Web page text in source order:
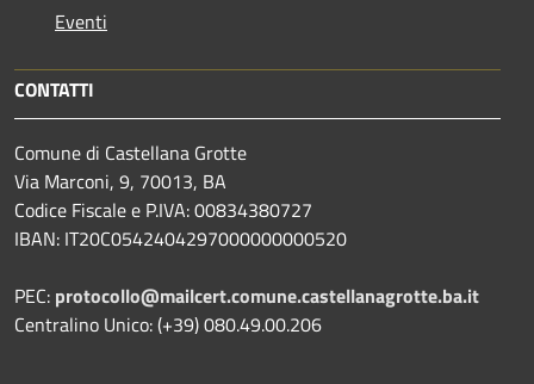
Eventi
CONTATTI
Comune di Castellana Grotte
Via Marconi, 9, 70013, BA
Codice Fiscale e P.IVA: 00834380727
IBAN: IT20C0542404297000000000520
PEC: protocollo@mailcert.comune.castellanagrotte.ba.it
Centralino Unico: (+39) 080.49.00.206